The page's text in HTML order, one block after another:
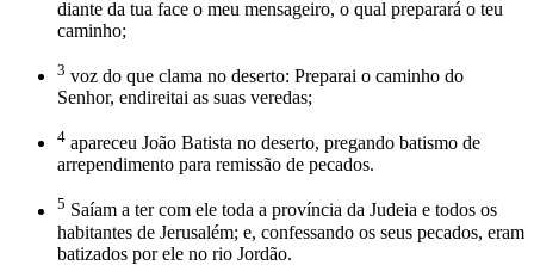
diante da tua face o meu mensageiro, o qual preparará o teu
caminho;
3 voz do que clama no deserto: Preparai o caminho do
Senhor, endireitai as suas veredas;
4 apareceu João Batista no deserto, pregando batismo de
arrependimento para remissão de pecados.
5 Saíam a ter com ele toda a província da Judeia e todos os
habitantes de Jerusalém; e, confessando os seus pecados, eram
batizados por ele no rio Jordão.